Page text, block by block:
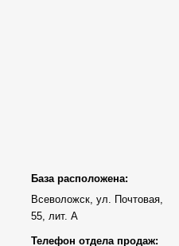
База расположена:
Всеволожск, ул. Почтовая,
55, лит. А
Телефон отдела продаж: